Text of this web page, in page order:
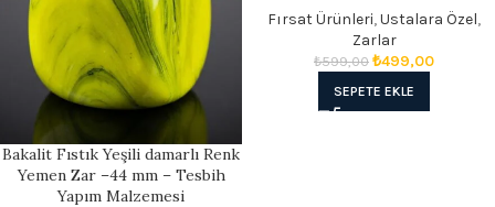
Bakalit Fıstık Yeşili damarlı Renk
Yemen Zar –44 mm – Tesbih
Yapım Malzemesi
Fırsat Ürünleri,Ustalara Özel,
Zarlar
₺599,00 ₺499,00
SEPETE EKLE